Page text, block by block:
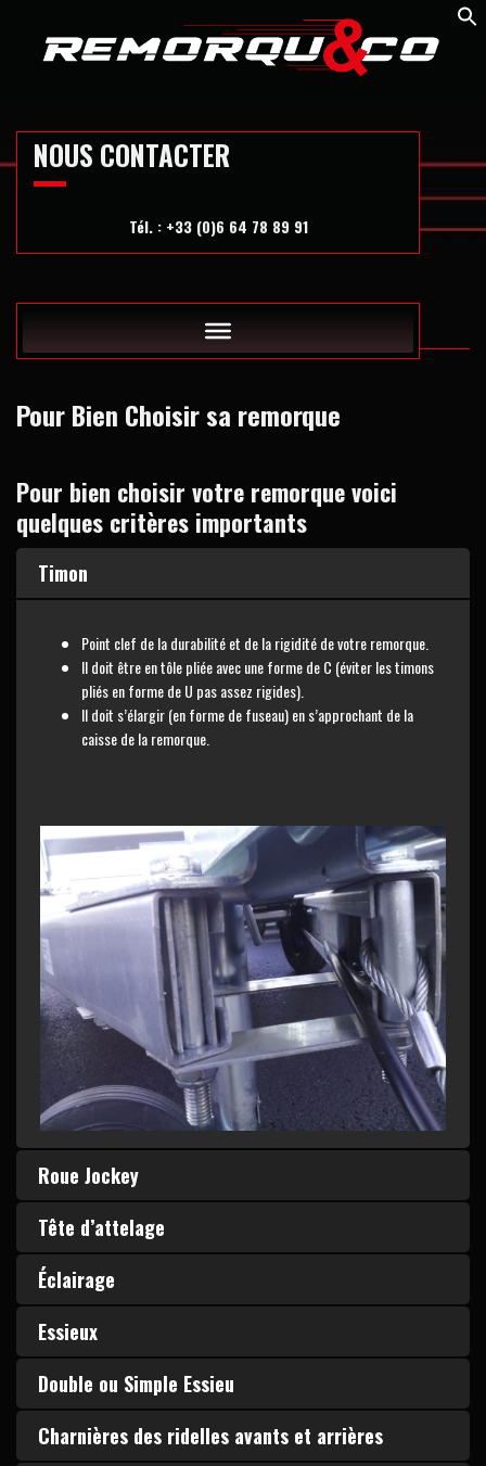
Pour Bien Choisir sa remorque
Pour bien choisir votre remorque voici
quelques critères importants
Timon
Point clef de la durabilité et de la rigidité de votre remorque.
Il doit être en tôle pliée avec une forme de C (éviter les timons
pliés en forme de U pas assez rigides).
Il doit s’élargir (en forme de fuseau) en s’approchant de la
caisse de la remorque.
Roue Jockey
Tête d’attelage
Éclairage
Essieux
Double ou Simple Essieu
Charnières des ridelles avants et arrières
NOUS CONTACTER
Tél. : +33 (0)6 64 78 89 91